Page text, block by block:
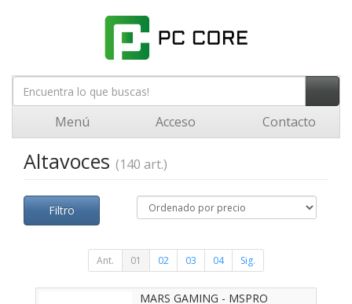
Menú Acceso Contacto
Altavoces (140 art.)
Filtro
Ant. 01 02 03 04 Sig.
MARS GAMING - MSPRO